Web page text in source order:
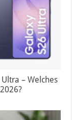
– Welches